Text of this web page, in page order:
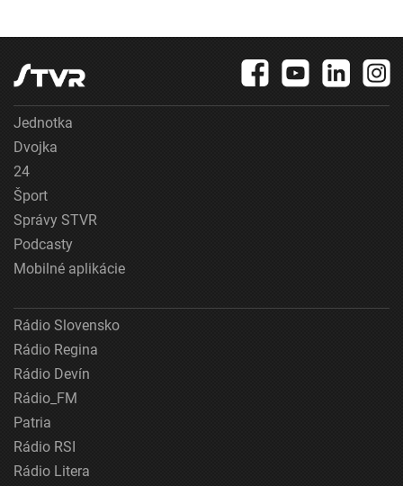
Jednotka
Dvojka
24
Šport
Správy STVR
Podcasty
Mobilné aplikácie
Rádio Slovensko
Rádio Regina
Rádio Devín
Rádio_FM
Patria
Rádio RSI
Rádio Litera